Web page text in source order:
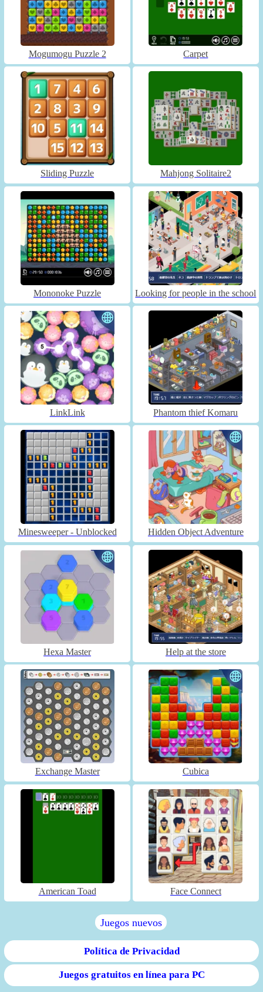
Mogumogu Puzzle 2 Carpet
Sliding Puzzle Mahjong Solitaire2
Mononoke Puzzle Looking for people in the school
LinkLink Phantom thief Komaru
Minesweeper - Unblocked Hidden Object Adventure
Hexa Master Help at the store
Exchange Master Cubica
American Toad Face Connect
Juegos nuevos
Política de Privacidad
Juegos gratuitos en línea para PC